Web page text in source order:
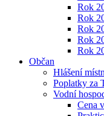
Rok
Rok
Rok
Rok
Rok
Občan
Hlášení
Poplatky za
Vodní
Cena